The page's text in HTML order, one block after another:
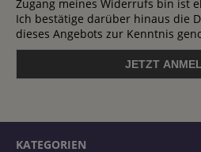
Zugang meines Widerrufs bin ist
Ich bestätige darüber hinaus die
dieses Angebots zur Kenntnis
KATEGORIEN